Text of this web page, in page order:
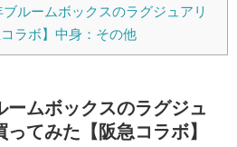
ブルームボックスのラグジュアリ
ラボ】中身：その他
ームボックスのラグジュ
てみた【阪急コラボ】